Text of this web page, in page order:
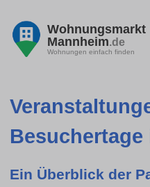
Wohnungsmarkt
Mannheim.de
Wohnungen einfach finden
Besuchertage
Ein Überblick der